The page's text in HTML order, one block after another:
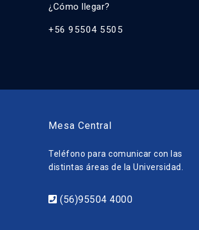
¿Cómo llegar?
+56 95504 5505
Mesa Central
Teléfono para comunicar con las
distintas áreas de la Universidad.
(56)95504 4000